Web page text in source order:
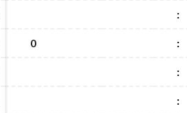
:
0 :
:
:
:
0 :
:
: